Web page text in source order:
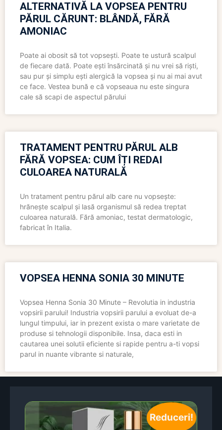
ALTERNATIVĂ LA VOPSEA PENTRU
PĂRUL CĂRUNT: BLÂNDĂ, FĂRĂ
AMONIAC
Poate ai obosit să tot vopsești. Poate te ustură scalpul
de fiecare dată. Poate ești însărcinată și nu vrei să riști,
sau pur și simplu ești alergică la vopsea și nu ai mai avut
ce face. Vestea bună e că vopseaua nu este singura
cale să scapi de aspectul părului
TRATAMENT PENTRU PĂRUL ALB
FĂRĂ VOPSEA: CUM ÎȚI REDAI
CULOAREA NATURALĂ
Un tratament pentru părul alb care nu vopsește:
hrănește scalpul și lasă organismul să redea treptat
culoarea naturală. Fără amoniac, testat dermatologic,
fabricat în Italia.
VOPSEA HENNA SONIA 30 MINUTE
Vopsea Henna Sonia 30 Minute – Revolutia in industria
vopsirii parului! Industria vopsirii parului a evoluat de-a
lungul timpului, iar in prezent exista o mare varietate de
produse si tehnologii disponibile. Insa, daca esti in
cautarea unei solutii eficiente si rapide pentru a-ti vopsi
parul in nuante vibrante si naturale,
Reduceri!